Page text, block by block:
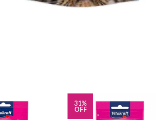
31%
OFF